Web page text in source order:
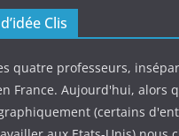
Clis
quatre professeurs,
France. Aujourd'hui, alors
(certains